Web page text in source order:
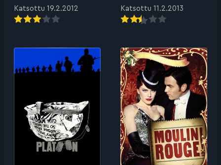
Katsottu 19.2.2012 Katsottu 11.2.2013